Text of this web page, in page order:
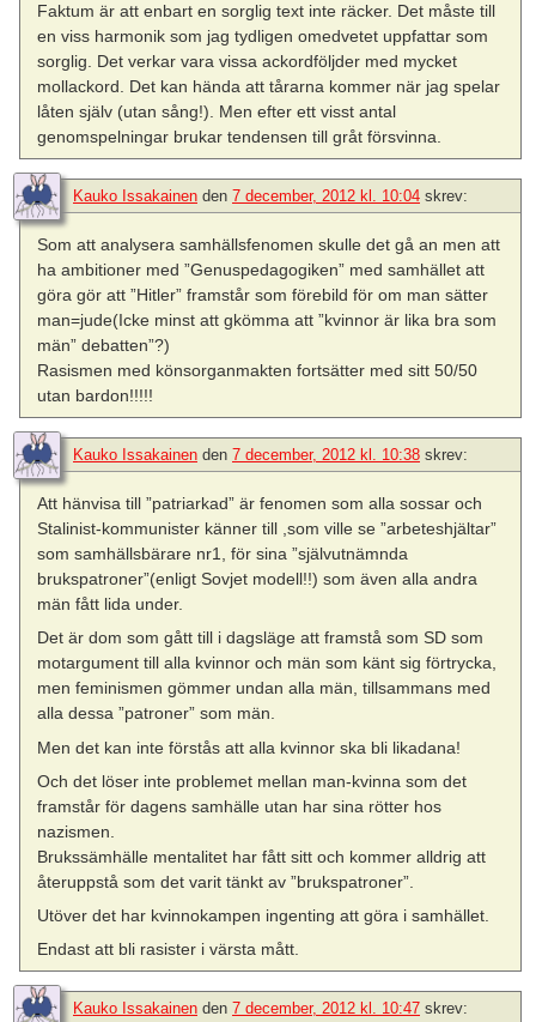
Faktum är att enbart en sorglig text inte räcker. Det måste till
en viss harmonik som jag tydligen omedvetet uppfattar som
sorglig. Det verkar vara vissa ackordföljder med mycket
mollackord. Det kan hända att tårarna kommer när jag spelar
låten själv (utan sång!). Men efter ett visst antal
genomspelningar brukar tendensen till gråt försvinna.
Kauko Issakainen den 7 december, 2012 kl. 10:04 skrev:
Som att analysera samhällsfenomen skulle det gå an men att
ha ambitioner med ”Genuspedagogiken” med samhället att
göra gör att ”Hitler” framstår som förebild för om man sätter
man=jude(Icke minst att gkömma att ”kvinnor är lika bra som
män” debatten”?)
Rasismen med könsorganmakten fortsätter med sitt 50/50
utan bardon!!!!!
Kauko Issakainen den 7 december, 2012 kl. 10:38 skrev:
Att hänvisa till ”patriarkad” är fenomen som alla sossar och
Stalinist-kommunister känner till ,som ville se ”arbeteshjältar”
som samhällsbärare nr1, för sina ”självutnämnda
brukspatroner”(enligt Sovjet modell!!) som även alla andra
män fått lida under.
Det är dom som gått till i dagsläge att framstå som SD som
motargument till alla kvinnor och män som känt sig förtrycka,
men feminismen gömmer undan alla män, tillsammans med
alla dessa ”patroner” som män.
Men det kan inte förstås att alla kvinnor ska bli likadana!
Och det löser inte problemet mellan man-kvinna som det
framstår för dagens samhälle utan har sina rötter hos
nazismen.
Brukssämhälle mentalitet har fått sitt och kommer alldrig att
återuppstå som det varit tänkt av ”brukspatroner”.
Utöver det har kvinnokampen ingenting att göra i samhället.
Endast att bli rasister i värsta mått.
Kauko Issakainen den 7 december, 2012 kl. 10:47 skrev: